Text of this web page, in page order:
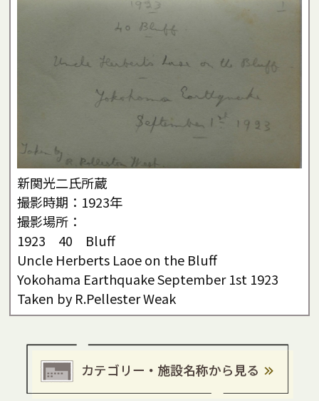
新関光二氏所蔵
撮影時期：1923年
撮影場所：
1923 40 Bluff
Uncle Herberts Laoe on the Bluff
Yokohama Earthquake September 1st 1923
Taken by R.Pellester Weak